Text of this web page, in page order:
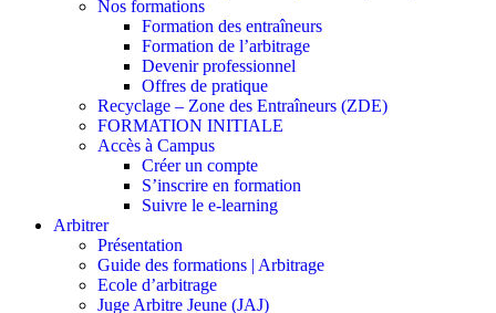
Nos formations
Formation des entraîneurs
Formation de l’arbitrage
Devenir professionnel
Offres de pratique
Recyclage – Zone des Entraîneurs (ZDE)
FORMATION INITIALE
Accès à Campus
Créer un compte
S’inscrire en formation
Suivre le e-learning
Arbitrer
Présentation
Guide des formations | Arbitrage
Ecole d’arbitrage
Juge Arbitre Jeune (JAJ)